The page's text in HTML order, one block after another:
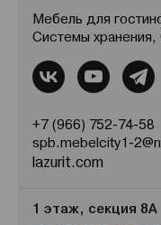
Мебель для
Системы
+7 (966) 752-74-58
spb.mebelcity1-
lazurit.com
1 этаж, секция 8А